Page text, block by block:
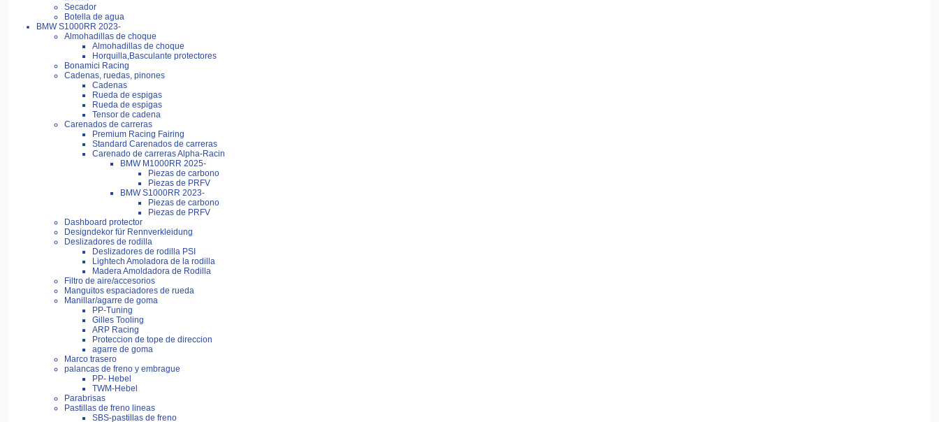
Secador
Botella de agua
BMW S1000RR 2023-
Almohadillas de choque
Almohadillas de choque
Horquilla,Basculante protectores
Bonamici Racing
Cadenas, ruedas, pinones
Cadenas
Rueda de espigas
Rueda de espigas
Tensor de cadena
Carenados de carreras
Premium Racing Fairing
Standard Carenados de carreras
Carenado de carreras Alpha-Racin
BMW M1000RR 2025-
Piezas de carbono
Piezas de PRFV
BMW S1000RR 2023-
Piezas de carbono
Piezas de PRFV
Dashboard protector
Designdekor für Rennverkleidung
Deslizadores de rodilla
Deslizadores de rodilla PSI
Lightech Amoladora de la rodilla
Madera Amoldadora de Rodilla
Filtro de aire/accesorios
Manguitos espaciadores de rueda
Manillar/agarre de goma
PP-Tuning
Gilles Tooling
ARP Racing
Proteccion de tope de direccion
agarre de goma
Marco trasero
palancas de freno y embrague
PP- Hebel
TWM-Hebel
Parabrisas
Pastillas de freno lineas
SBS-pastillas de freno